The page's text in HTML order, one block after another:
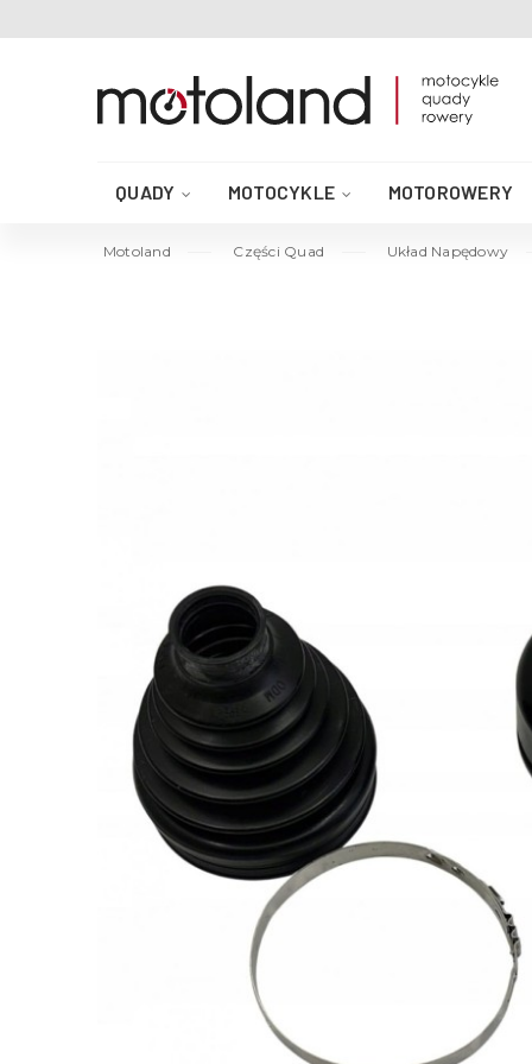
QUADY MOTOCYKLE MOTOROWERY
AKCESORIA DO QUADA CZĘŚCI QUAD
Motoland Części Quad Układ Napędowy